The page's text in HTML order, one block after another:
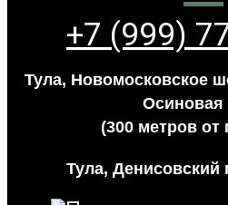
+7 (999)
Тула, Новомосковское
Осиновая
(300 метров от
Тула, Денисовский